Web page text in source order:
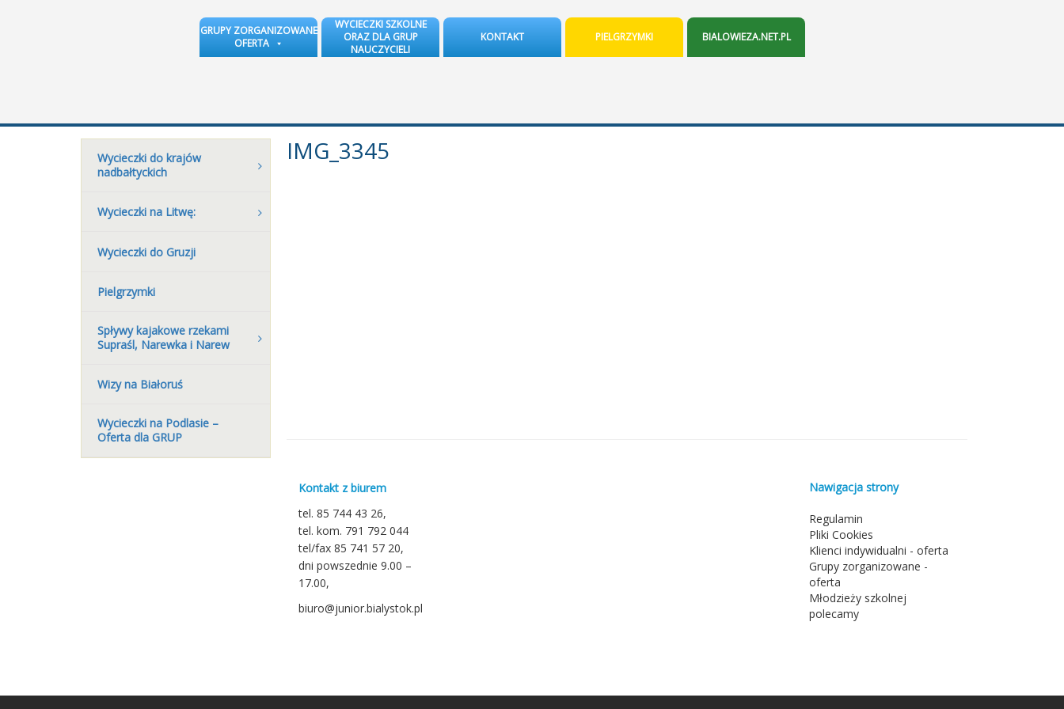
GRUPY ZORGANIZOWANE
OFERTA
WYCIECZKI SZKOLNE
ORAZ DLA GRUP
NAUCZYCIELI
KONTAKT PIELGRZYMKI BIALOWIEZA.NET.PL
Wycieczki do krajów
nadbałtyckich
Wycieczki na Litwę:
Wycieczki do Gruzji
Pielgrzymki
Spływy kajakowe rzekami
Supraśl, Narewka i Narew
Wizy na Białoruś
Wycieczki na Podlasie –
Oferta dla GRUP
IMG_3345
Kontakt z biurem
tel. 85 744 43 26,
tel. kom. 791 792 044
tel/fax 85 741 57 20,
dni powszednie 9.00 –
17.00,
biuro@junior.bialystok.pl
Nawigacja strony
Regulamin
Pliki Cookies
Klienci indywidualni - oferta
Grupy zorganizowane -
oferta
Młodzieży szkolnej
polecamy